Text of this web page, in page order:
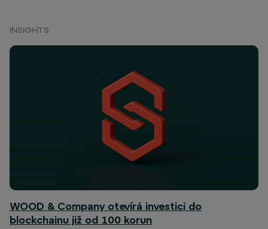
INSIGHTS
WOOD & Company otevírá investici do
blockchainu již od 100 korun